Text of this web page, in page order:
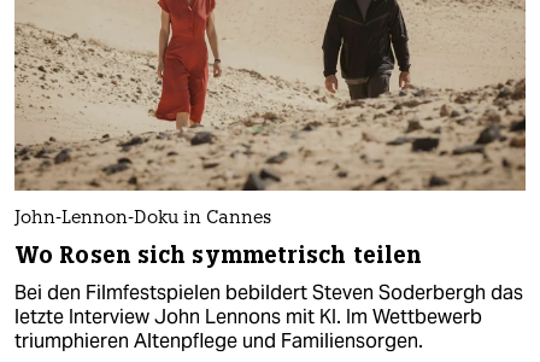
John-Lennon-Doku in Cannes
Wo Rosen sich symmetrisch teilen
Bei den Filmfestspielen bebildert Steven Soderbergh das
letzte Interview John Lennons mit KI. Im Wettbewerb
triumphieren Altenpflege und Familiensorgen.